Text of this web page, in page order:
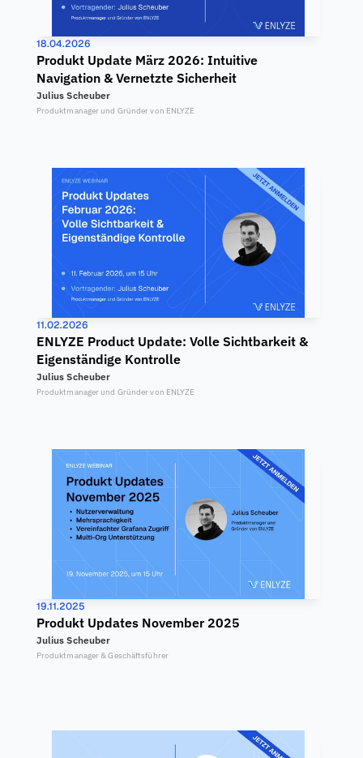
18.04.2026
Produkt Update März 2026: Intuitive
Navigation & Vernetzte Sicherheit
Julius Scheuber
Produktmanager und Gründer von ENLYZE
11.02.2026
ENLYZE Product Update: Volle Sichtbarkeit &
Eigenständige Kontrolle
Julius Scheuber
Produktmanager und Gründer von ENLYZE
19.11.2025
Produkt Updates November 2025
Julius Scheuber
Produktmanager & Geschäftsführer